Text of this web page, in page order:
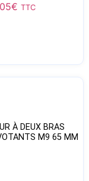
€ TTC
À DEUX BRAS
M9 65 MM